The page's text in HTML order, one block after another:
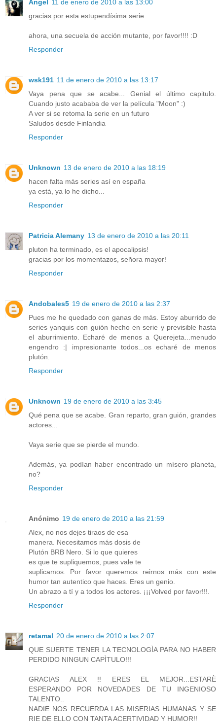
Ángel 11 de enero de 2010 a las 13:00
gracias por esta estupendísima serie.
ahora, una secuela de acción mutante, por favor!!!! :D
Responder
wsk191 11 de enero de 2010 a las 13:17
Vaya pena que se acabe... Genial el último capitulo.
Cuando justo acababa de ver la película "Moon" :)
A ver si se retoma la serie en un futuro
Saludos desde Finlandia
Responder
Unknown 13 de enero de 2010 a las 18:19
hacen falta más series así en españa
ya está, ya lo he dicho...
Responder
Patricia Alemany 13 de enero de 2010 a las 20:11
pluton ha terminado, es el apocalipsis!
gracias por los momentazos, señora mayor!
Responder
Andobales5 19 de enero de 2010 a las 2:37
Pues me he quedado con ganas de más. Estoy aburrido de
series yanquis con guión hecho en serie y previsible hasta
el aburrimiento. Echaré de menos a Querejeta...menudo
engendro :| impresionante todos...os echaré de menos
plutón.
Responder
Unknown 19 de enero de 2010 a las 3:45
Qué pena que se acabe. Gran reparto, gran guión, grandes
actores...
Vaya serie que se pierde el mundo.
Además, ya podían haber encontrado un mísero planeta,
no?
Responder
Anónimo 19 de enero de 2010 a las 21:59
Alex, no nos dejes tiraos de esa
manera. Necesitamos más dosis de
Plutón BRB Nero. Si lo que quieres
es que te supliquemos, pues vale te
suplicamos. Por favor queremos reirnos más con este
humor tan autentico que haces. Eres un genio.
Un abrazo a tí y a todos los actores. ¡¡¡Volved por favor!!!.
Responder
retamal 20 de enero de 2010 a las 2:07
QUE SUERTE TENER LA TECNOLOGÌA PARA NO HABER
PERDIDO NINGUN CAPÌTULO!!!
GRACIAS ALEX !! ERES EL MEJOR...ESTARÈ
ESPERANDO POR NOVEDADES DE TU INGENIOSO
TALENTO..
NADIE NOS RECUERDA LAS MISERIAS HUMANAS Y SE
RIE DE ELLO CON TANTA ACERTIVIDAD Y HUMOR!!